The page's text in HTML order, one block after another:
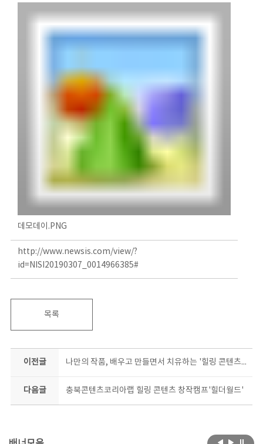
데모데이.PNG
http://www.newsis.com/view/?
id=NISI20190307_0014966385#
목록
이전글 나만의 작품, 배우고 만들면서 치유하는 '힐링 콘텐츠 창작 캠프'
다음글 충북콘텐츠코리아랩 힐링 콘텐츠 창작캠프'힐더월드'